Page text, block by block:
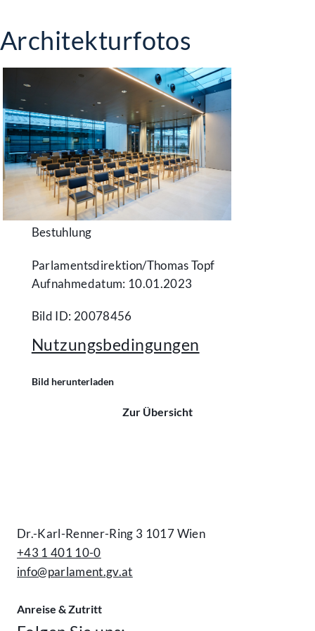
Architekturfotos
Bestuhlung
Parlamentsdirektion/​Thomas Topf
Aufnahmedatum: 10.01.2023
Bild ID: 20078456
Nutzungsbedingungen
Bild herunterladen
Zur Übersicht
Dr.-Karl-Renner-Ring 3 1017 Wien
+43 1 401 10-0
info@parlament.gv.at
Anreise & Zutritt